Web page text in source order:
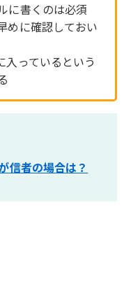
に書くのは必須
めに確認しておい
入っているという
信者の場合は？